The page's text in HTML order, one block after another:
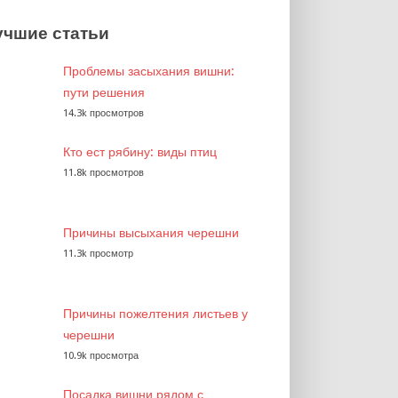
статьи
Проблемы засыхания вишни:
пути решения
14.3k просмотров
Кто ест рябину: виды птиц
11.8k просмотров
Причины высыхания черешни
11.3k просмотр
Причины пожелтения листьев у
черешни
10.9k просмотра
Посадка вишни рядом с